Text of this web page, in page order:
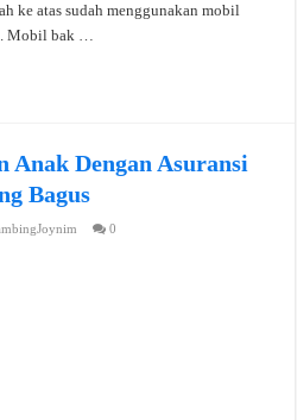
ke atas sudah menggunakan mobil
Mobil bak …
Anak Dengan Asuransi
Bagus
0